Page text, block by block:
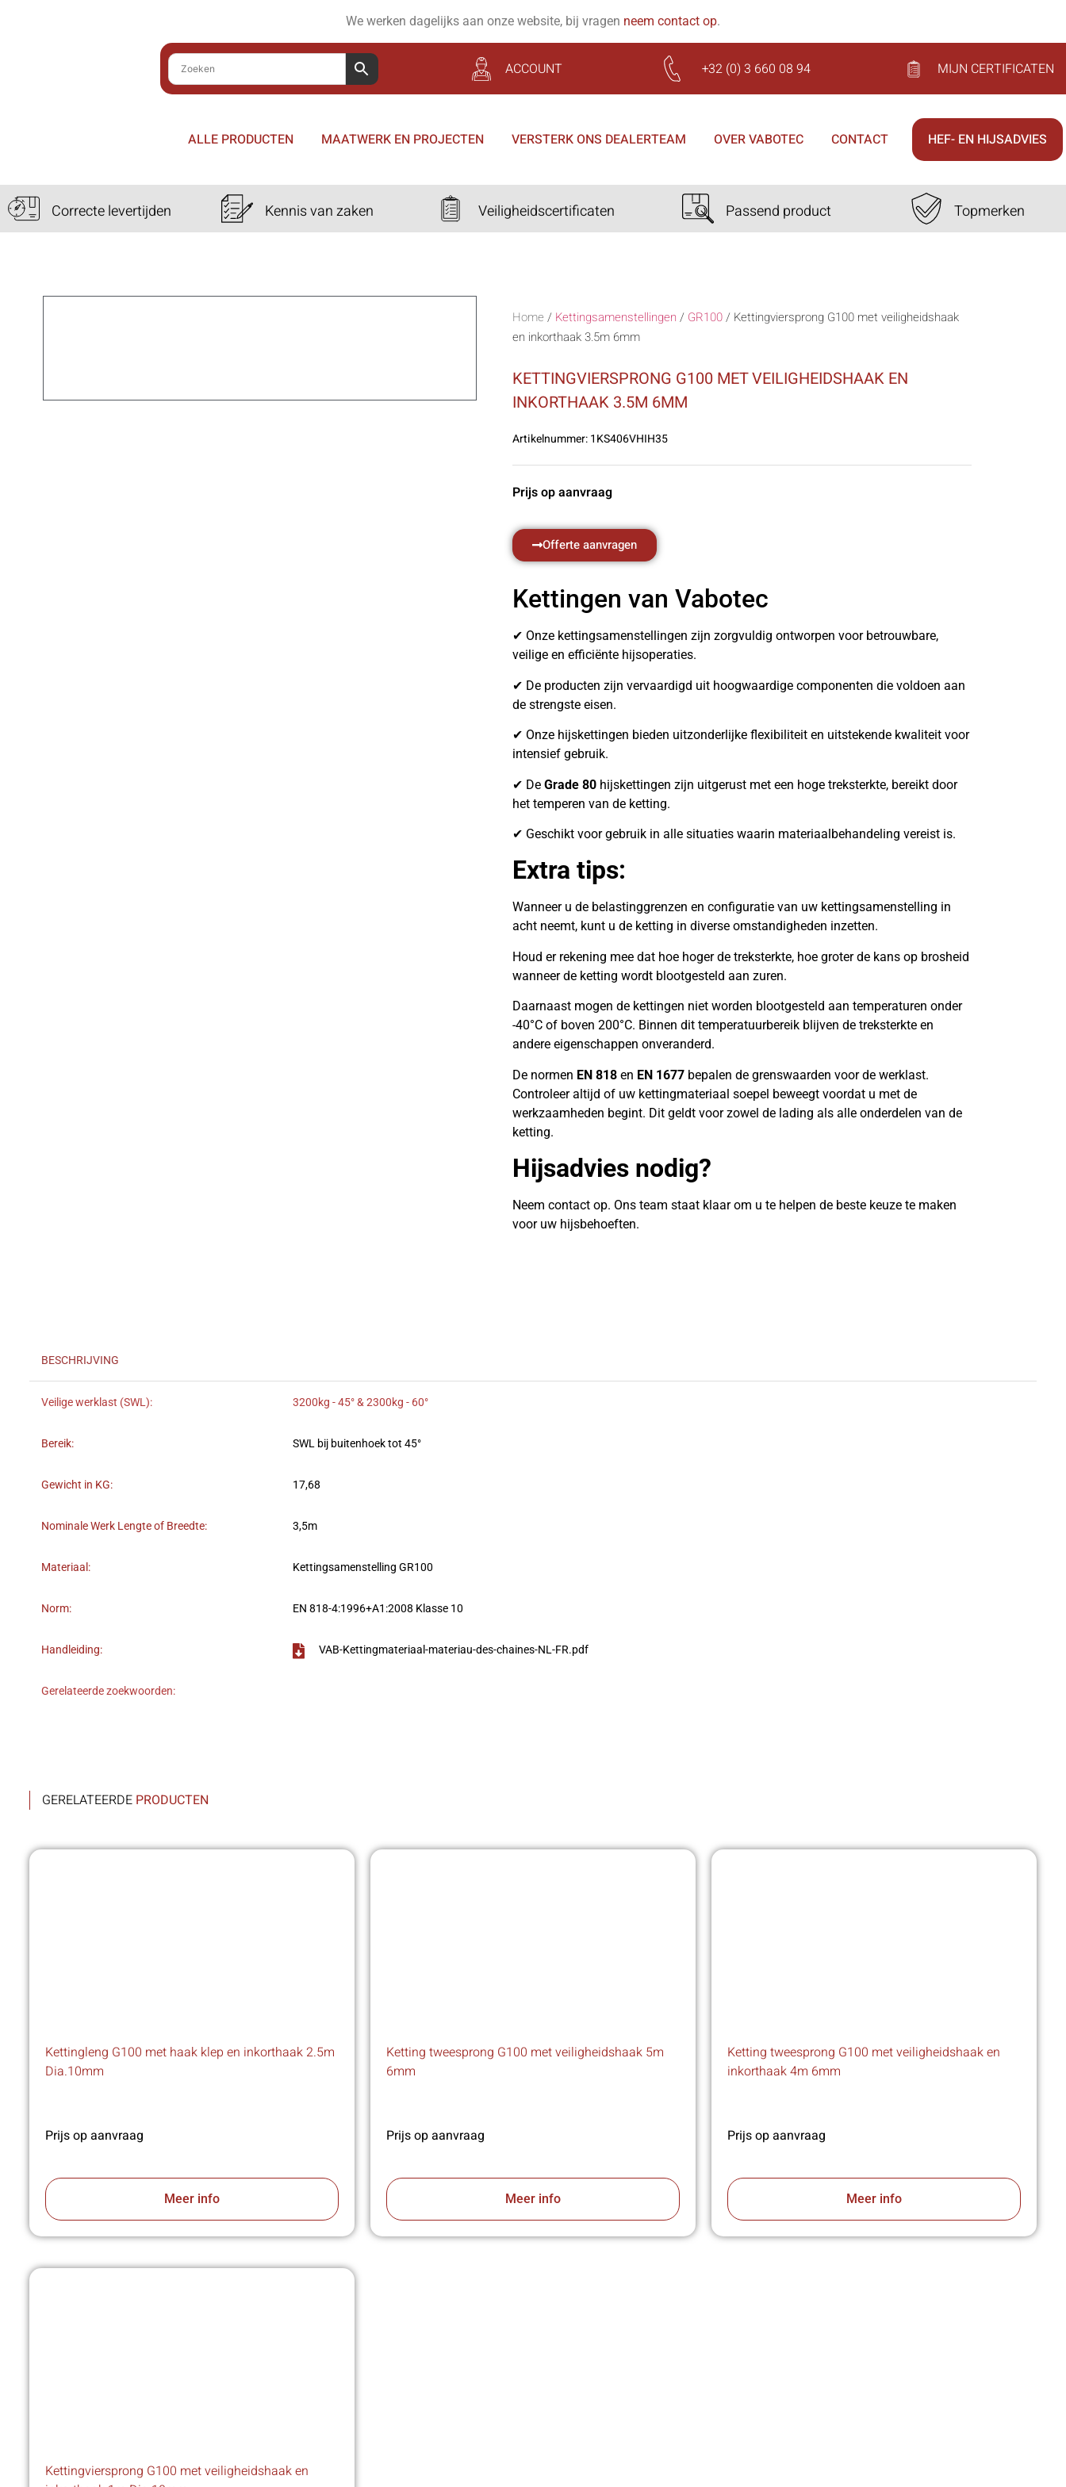
We werken dagelijks aan onze website, bij vragen neem contact op.
ACCOUNT +32 (0) 3 660 08 94 MIJN CERTIFICATEN
ALLE PRODUCTEN MAATWERK EN PROJECTEN VERSTERK ONS DEALERTEAM OVER VABOTEC CONTACT HEF- EN HIJSADVIES
Correcte levertijden Kennis van zaken Veiligheidscertificaten Passend product Topmerken
Home / Kettingsamenstellingen / GR100/ Kettingviersprong G100 met veiligheidshaak
en inkorthaak 3.5m 6mm
KETTINGVIERSPRONG G100 MET VEILIGHEIDSHAAK EN
INKORTHAAK 3.5M 6MM
Artikelnummer:1KS406VHIH35
Prijs op aanvraag
Offerte aanvragen
Kettingen van Vabotec
✔ Onze kettingsamenstellingen zijn zorgvuldig ontworpen voor betrouwbare,
veilige en efficiënte hijsoperaties.
✔ De producten zijn vervaardigd uit hoogwaardige componenten die voldoen aan
de strengste eisen.
✔ Onze hijskettingen bieden uitzonderlijke flexibiliteit en uitstekende kwaliteit voor
intensief gebruik.
✔ De Grade 80 hijskettingen zijn uitgerust met een hoge treksterkte, bereikt door
het temperen van de ketting.
✔ Geschikt voor gebruik in alle situaties waarin materiaalbehandeling vereist is.
Extra tips:
Wanneer u de belastinggrenzen en configuratie van uw kettingsamenstelling in
acht neemt, kunt u de ketting in diverse omstandigheden inzetten.
Houd er rekening mee dat hoe hoger de treksterkte, hoe groter de kans op brosheid
wanneer de ketting wordt blootgesteld aan zuren.
Daarnaast mogen de kettingen niet worden blootgesteld aan temperaturen onder
-40°C of boven 200°C. Binnen dit temperatuurbereik blijven de treksterkte en
andere eigenschappen onveranderd.
De normen EN 818 en EN 1677 bepalen de grenswaarden voor de werklast.
Controleer altijd of uw kettingmateriaal soepel beweegt voordat u met de
werkzaamheden begint. Dit geldt voor zowel de lading als alle onderdelen van de
ketting.
Hijsadvies nodig?
Neem contact op. Ons team staat klaar om u te helpen de beste keuze te maken
voor uw hijsbehoeften.
BESCHRIJVING
Veilige werklast (SWL): 3200kg - 45° & 2300kg - 60°
Bereik: SWL bij buitenhoek tot 45°
Gewicht in KG: 17,68
Nominale Werk Lengte of Breedte: 3,5m
Materiaal: Kettingsamenstelling GR100
Norm: EN 818-4:1996+A1:2008 Klasse 10
Handleiding: VAB-Kettingmateriaal-materiau-des-chaines-NL-FR.pdf
Gerelateerde zoekwoorden:
GERELATEERDE PRODUCTEN
Kettingleng G100 met haak klep en inkorthaak 2.5m
Dia.10mm
Prijs op aanvraag
Meer info
Ketting tweesprong G100 met veiligheidshaak 5m
6mm
Prijs op aanvraag
Meer info
Ketting tweesprong G100 met veiligheidshaak en
inkorthaak 4m 6mm
Prijs op aanvraag
Meer info
Kettingviersprong G100 met veiligheidshaak en